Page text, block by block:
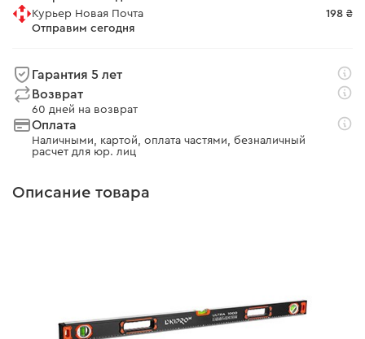
Курьер Новая Почта
Отправим сегодня
198 ₴
Гарантия 5 лет
Возврат
60 дней на возврат
Оплата
Наличными, картой, оплата частями, безналичный
расчет для юр. лиц
Описание товара